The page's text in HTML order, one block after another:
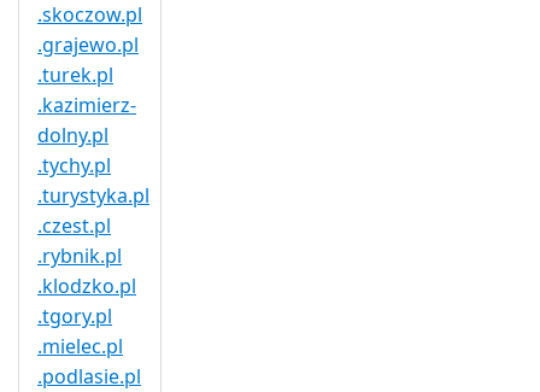
.skoczow.pl
.grajewo.pl
.turek.pl
.kazimierz-
dolny.pl
.tychy.pl
.turystyka.pl
.czest.pl
.rybnik.pl
.klodzko.pl
.tgory.pl
.mielec.pl
.podlasie.pl